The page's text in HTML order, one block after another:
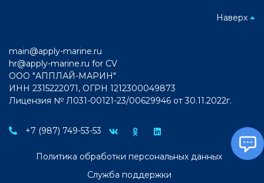
Наверх
main@apply-marine.ru
hr@apply-marine.ru for CV
ООО "АППЛАЙ-МАРИН"
ИНН 2315222071, ОГРН 1212300049873
Лицензия № Л031-00121-23/00629946 от 30.11.2022г.
+7 (987) 749-53-53
Политика обработки персональных данных
Служба поддержки